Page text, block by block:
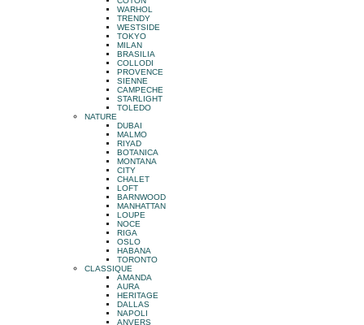
WARHOL
TRENDY
WESTSIDE
TOKYO
MILAN
BRASILIA
COLLODI
PROVENCE
SIENNE
CAMPECHE
STARLIGHT
TOLEDO
NATURE
DUBAI
MALMO
RIYAD
BOTANICA
MONTANA
CITY
CHALET
LOFT
BARNWOOD
MANHATTAN
LOUPE
NOCE
RIGA
OSLO
HABANA
TORONTO
CLASSIQUE
AMANDA
AURA
HERITAGE
DALLAS
NAPOLI
ANVERS